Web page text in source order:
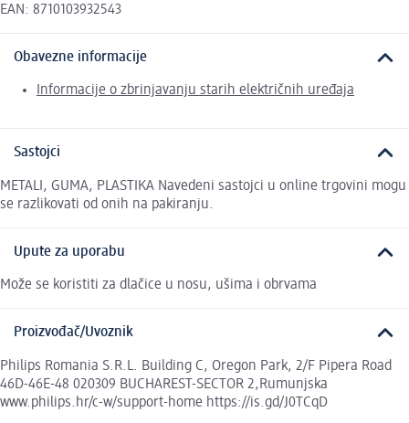
EAN: 8710103932543
Obavezne informacije
Informacije o zbrinjavanju starih električnih uređaja
Sastojci
METALI, GUMA, PLASTIKA Navedeni sastojci u online trgovini mogu
se razlikovati od onih na pakiranju.
Upute za uporabu
Može se koristiti za dlačice u nosu, ušima i obrvama
Proizvođač/Uvoznik
Philips Romania S.R.L. Building C, Oregon Park, 2/F Pipera Road
46D-46E-48 020309 BUCHAREST-SECTOR 2,Rumunjska
www.philips.hr/c-w/support-home https://is.gd/J0TCqD